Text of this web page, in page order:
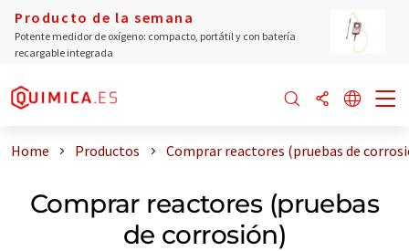
Producto de la semana
Potente medidor de oxígeno: compacto, portátil y con batería
recargable integrada
Home Productos Comprar reactores (pruebas de
Comprar reactores (pruebas
de corrosión)